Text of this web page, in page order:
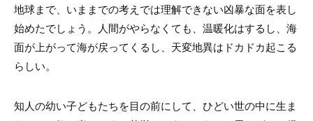
地球まで、いままでの考えでは理解できない凶暴な面を表し
始めたでしょう。人間がやらなくても、温暖化はするし、海
面が上がって海が戻ってくるし、天変地異はドカドカ起こる
らしい。
知人の幼い子どもたちを目の前にして、ひどい世の中に生ま